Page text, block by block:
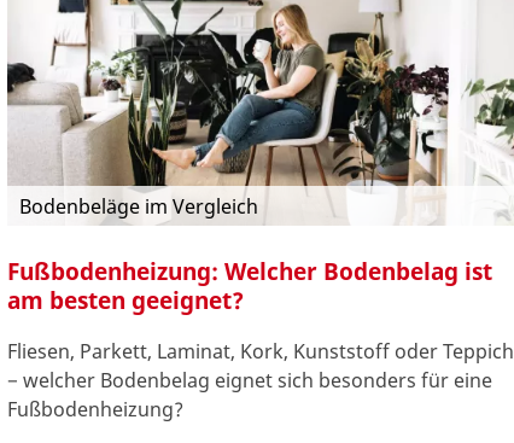
Bodenbeläge im Vergleich
Fußbodenheizung: Welcher Bodenbelag ist
am besten geeignet?
Fliesen, Parkett, Laminat, Kork, Kunststoff oder Teppich
− welcher Bodenbelag eignet sich besonders für eine
Fußbodenheizung?